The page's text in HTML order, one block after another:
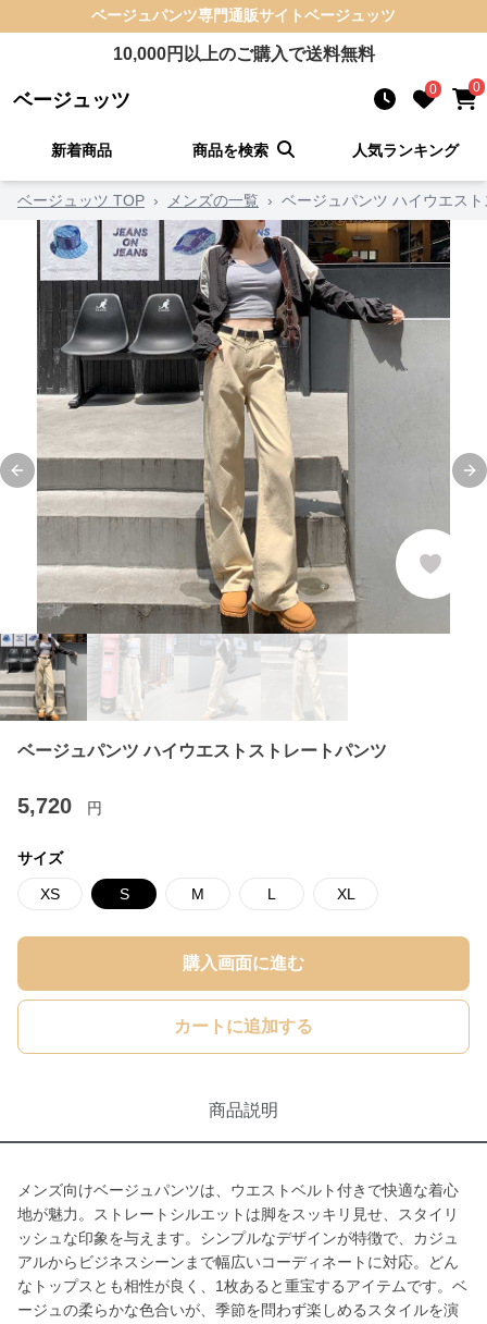
ベージュパンツ専門通販サイトベージュッツ
10,000円以上のご購入で送料無料
ベージュッツ 0 0
新着商品 商品を検索 人気ランキング
ベージュッツ TOP › メンズの一覧 › ベージュパンツ ハイウエス
Previous slide
ベージュパンツ ハイウエストストレートパンツ
5,720 円
サイズ
XS S M L XL
購入画面に進む
カートに追加する
商品説明
メンズ向けベージュパンツは、ウエストベルト付きで快適な着心
地が魅力。ストレートシルエットは脚をスッキリ見せ、スタイリ
ッシュな印象を与えます。シンプルなデザインが特徴で、カジュ
アルからビジネスシーンまで幅広いコーディネートに対応。どん
なトップスとも相性が良く、1枚あると重宝するアイテムです。ベ
ージュの柔らかな色合いが、季節を問わず楽しめるスタイルを演